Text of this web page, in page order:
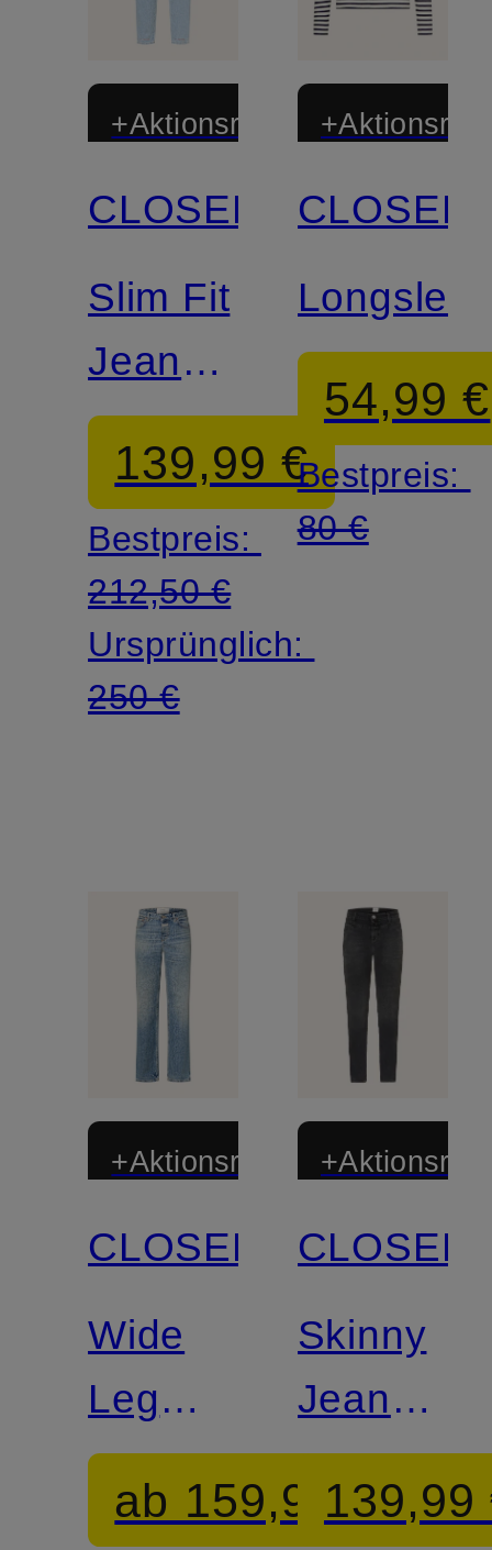
+Aktionsrabatt
Zertifiziert
CLOSED
Slim Fit
Jeans
PEDAL
PUSHER
139,99 €
Bestpreis:
212,50 €
Ursprünglich:
250 €
Zertifiziert
CLOSED
54,99 €
Bestpreis:
80 €
+Aktionsrabatt
Zertifiziert
CLOSED
Wide
Leg
Jeans
GILLAN
ab 159,99 €
Zertifiziert
CLOSED
Skinny
Jeans
SKINNY
PUSHER
139,99